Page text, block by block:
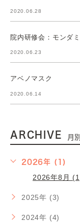
2020.06.28
院内研修会：モンダ
2020.06.23
アベノマスク
2020.06.14
ARCHIVE 月
2026年 (1)
2026年8月
2025年 (3)
2024年 (4)